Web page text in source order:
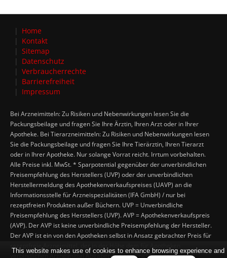
Home
Kontakt
Sitemap
Datenschutz
Verbraucherrechte
Barrierefreiheit
Impressum
Bei Arzneimitteln: Zu Risiken und Nebenwirkungen lesen Sie die
Packungsbeilage und fragen Sie Ihre Ärztin, Ihren Arzt oder in Ihrer
Apotheke. Bei Tierarzneimitteln: Zu Risiken und Nebenwirkungen lesen
Sie die Packungsbeilage und fragen Sie Ihre Tierärztin, Ihren Tierarzt
oder in Ihrer Apotheke. Nur solange Vorrat reicht. Irrtum vorbehalten.
Alle Preise inkl. MwSt. * Sparpotential gegenüber der unverbindlichen
Preisempfehlung des Herstellers (UVP) oder der unverbindlichen
Herstellermeldung des Apothekenverkaufspreises (UAVP) an die
Informationsstelle für Arzneispezialitäten (IFA GmbH) / nur bei
rezeptfreien Produkten außer Büchern. UVP = Unverbindliche
Preisempfehlung des Herstellers (UVP). AVP = Apothekenverkaufspreis
(AVP). Der AVP ist keine unverbindliche Preisempfehlung der Hersteller.
Der AVP ist ein von den Apotheken selbst in Ansatz gebrachter Preis für
verbindlichen Arzneimittel Abgabepreis entspricht, zu dem eine
This website makes use of cookies to enhance browsing experience and